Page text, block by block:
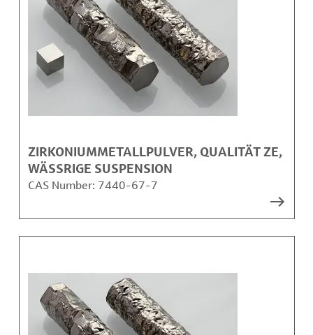
ZIRKONIUMMETALLPULVER, QUALITÄT ZE,
WÄSSRIGE SUSPENSION
CAS Number: 7440-67-7